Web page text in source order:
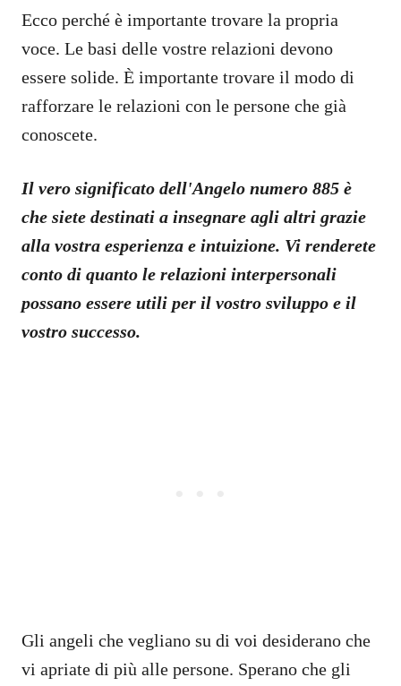
Ecco perché è importante trovare la propria
voce. Le basi delle vostre relazioni devono
essere solide. È importante trovare il modo di
rafforzare le relazioni con le persone che già
conoscete.
Il vero significato dell'Angelo numero 885 è
che siete destinati a insegnare agli altri grazie
alla vostra esperienza e intuizione. Vi renderete
conto di quanto le relazioni interpersonali
possano essere utili per il vostro sviluppo e il
vostro successo.
Gli angeli che vegliano su di voi desiderano che
vi apriate di più alle persone. Sperano che gli